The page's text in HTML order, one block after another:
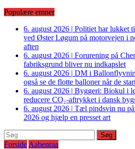
Populære emner
6. august 2026 | Politiet har lukket
ved Øster Løgum på motorvejen i
aften
6. august 2026 | Forurening på
fabriksgrund bliver nu indkapslet
6. august 2026 | DM i
også se de flotte balloner når de
6. august 2026 | Byggeri: Biokul i
reducere CO₂-aftrykket i dansk
6. august 2026 | Tæl pindsvin nu
2026 og hjælp en presset art
Søg
efter:
Forside Aabenraa